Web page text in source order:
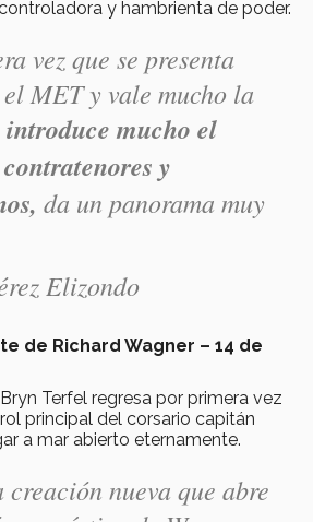
y hambrienta de poder.
vez que se presenta
MET y vale mucho la
introduce mucho el
y
da un panorama muy
Elizondo
de Richard Wagner – 14 de
Terfel regresa por primera vez
principal del corsario capitán
a mar abierto eternamente.
creación nueva que abre